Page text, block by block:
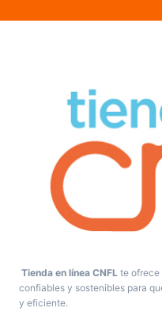
Tienda en línea CNFL te ofrece
confiables y sostenibles para
y eficiente.